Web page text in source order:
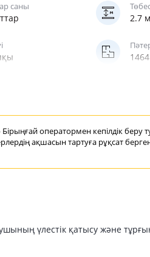
саны
2.7 м
1464
Бірыңғай оператормен кепілдік беру
ақшасын тартуға рұқсат
үлестік қатысу және